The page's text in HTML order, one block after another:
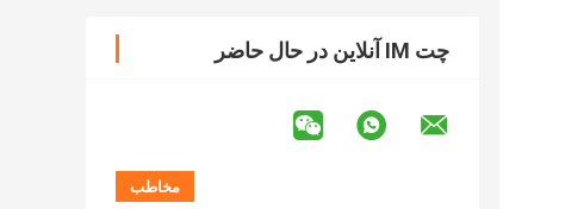
چت IM آنلاین در حال حاضر